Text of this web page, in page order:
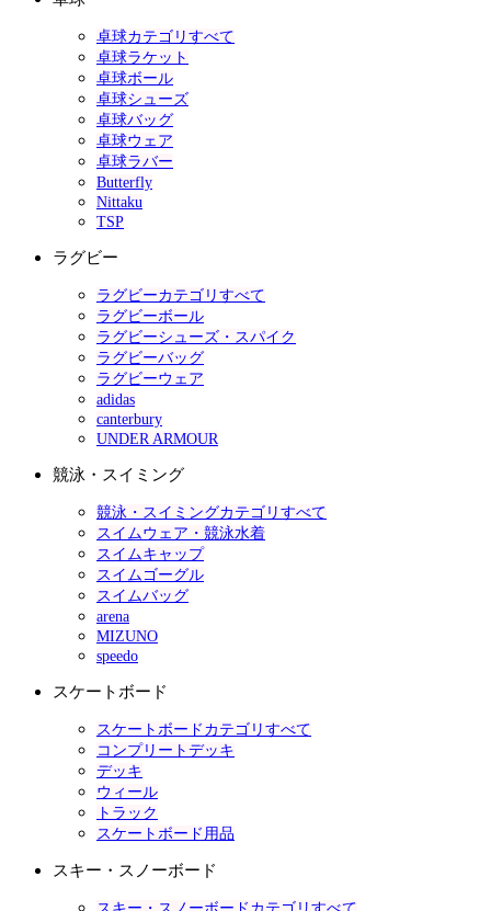
卓球カテゴリすべて
卓球ラケット
卓球ボール
卓球シューズ
卓球バッグ
卓球ウェア
卓球ラバー
Butterfly
Nittaku
TSP
ラグビー
ラグビーカテゴリすべて
ラグビーボール
ラグビーシューズ・スパイク
ラグビーバッグ
ラグビーウェア
adidas
canterbury
UNDER ARMOUR
競泳・スイミング
競泳・スイミングカテゴリすべて
スイムウェア・競泳水着
スイムキャップ
スイムゴーグル
スイムバッグ
arena
MIZUNO
speedo
スケートボード
スケートボードカテゴリすべて
コンプリートデッキ
デッキ
ウィール
トラック
スケートボード用品
スキー・スノーボード